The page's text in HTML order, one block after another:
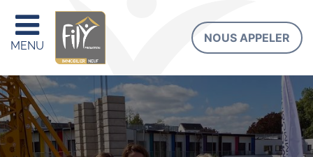
MENU
NOUS APPELER